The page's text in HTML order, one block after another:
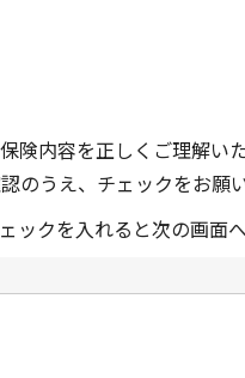
険内容を正しくご理解い
のうえ、チェックをお願い
ックを入れると次の画面